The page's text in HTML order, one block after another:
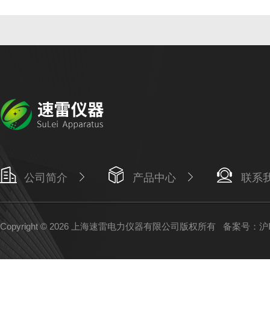
公司简介 产品中心 联系
Copyright © 2026 上海速雷电力仪器有限公司版权所有 备案号：